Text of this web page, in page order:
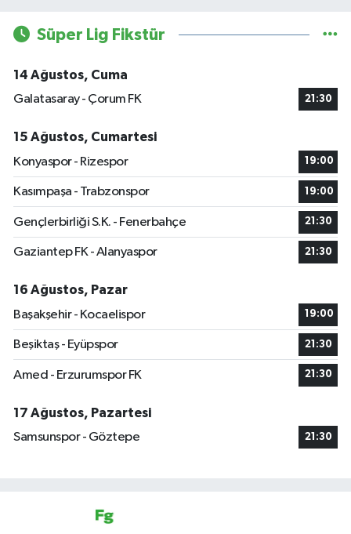
Süper Lig Fikstür
14 Ağustos, Cuma
Galatasaray - Çorum FK
21:30
15 Ağustos, Cumartesi
Konyaspor - Rizespor
19:00
Kasımpaşa - Trabzonspor 19:00
Gençlerbirliği S.K. - Fenerbahçe 21:30
Gaziantep FK - Alanyaspor 21:30
16 Ağustos, Pazar
Başakşehir - Kocaelispor
19:00
Beşiktaş - Eyüpspor 21:30
Amed - Erzurumspor FK 21:30
17 Ağustos, Pazartesi
Samsunspor - Göztepe
21:30